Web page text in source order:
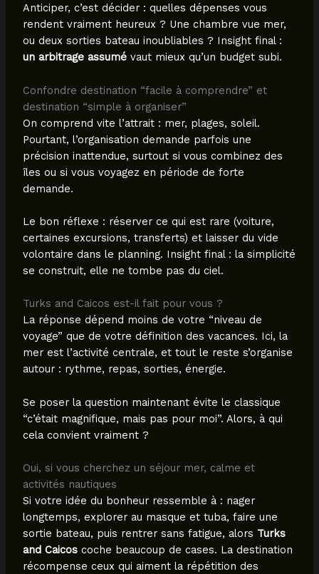
Anticiper, c’est décider : quelles dépenses vous
rendent vraiment heureux ? Une chambre vue mer,
ou deux sorties bateau inoubliables ? Insight final :
un arbitrage assumévaut mieux qu’un budget subi.
Confondre destination “facile à comprendre” et
destination “simple à organiser”
On comprend vite l’attrait : mer, plages, soleil.
Pourtant, l’organisation demande parfois une
précision inattendue, surtout si vous combinez des
îles ou si vous voyagez en période de forte
demande.
Le bon réflexe : réserver ce qui est rare (voiture,
certaines excursions, transferts) et laisser du vide
volontaire dans le planning. Insight final : la simplicité
se construit, elle ne tombe pas du ciel.
Turks and Caicos est-il fait pour vous ?
La réponse dépend moins de votre “niveau de
voyage” que de votre définition des vacances. Ici, la
mer est l’activité centrale, et tout le reste s’organise
autour : rythme, repas, sorties, énergie.
Se poser la question maintenant évite le classique
“c’était magnifique, mais pas pour moi”. Alors, à qui
cela convient vraiment ?
Oui, si vous cherchez un séjour mer, calme et
activités nautiques
Si votre idée du bonheur ressemble à : nager
longtemps, explorer au masque et tuba, faire une
sortie bateau, puis rentrer sans fatigue, alors Turks
and Caicoscoche beaucoup de cases. La destination
récompense ceux qui aiment la répétition des